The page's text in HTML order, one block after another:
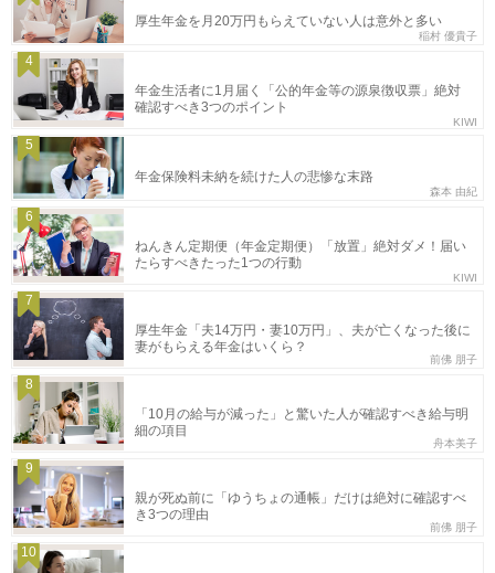
厚生年金を月20万円もらえていない人は意外と多い
稲村 優貴子
4
年金生活者に1月届く「公的年金等の源泉徴収票」絶対
確認すべき3つのポイント
KIWI
5
年金保険料未納を続けた人の悲惨な末路
森本 由紀
6
ねんきん定期便（年金定期便）「放置」絶対ダメ！届い
たらすべきたった1つの行動
KIWI
7
厚生年金「夫14万円・妻10万円」、夫が亡くなった後に
妻がもらえる年金はいくら？
前佛 朋子
8
「10月の給与が減った」と驚いた人が確認すべき給与明
細の項目
舟本美子
9
親が死ぬ前に「ゆうちょの通帳」だけは絶対に確認すべ
き3つの理由
前佛 朋子
10